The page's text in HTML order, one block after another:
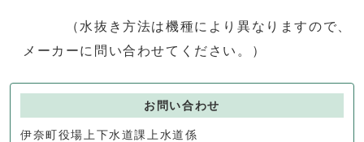
（水抜き方法は機種により異なりますので、
メーカーに問い合わせてください。）
お問い合わせ
伊奈町役場上下水道課上水道係